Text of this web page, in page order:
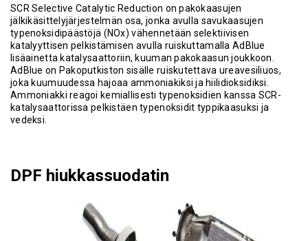
SCR Selective Catalytic Reduction on pakokaasujen
jälkikäsittelyjärjestelmän osa, jonka avulla savukaasujen
typenoksidipäästöjä (NOx) vähennetään selektiivisen
katalyyttisen pelkistämisen avulla ruiskuttamalla AdBlue
lisäainetta katalysaattoriin, kuuman pakokaasun joukkoon.
AdBlue on Pakoputkiston sisälle ruiskutettava ureavesiliuos,
joka kuumuudessa hajoaa ammoniakiksi ja hiilidioksidiksi.
Ammoniakki reagoi kemiallisesti typenoksidien kanssa SCR-
katalysaattorissa pelkistäen typenoksidit typpikaasuksi ja
vedeksi.
DPF hiukkassuodatin